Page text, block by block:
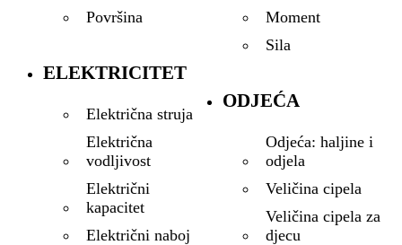
Površina
ELEKTRICITET
Električna struja
Električna
vodljivost
Električni
kapacitet
Električni naboj
Moment
Sila
ODJEĆA
Odjeća: haljine i
odjela
Veličina cipela
Veličina cipela za
djecu